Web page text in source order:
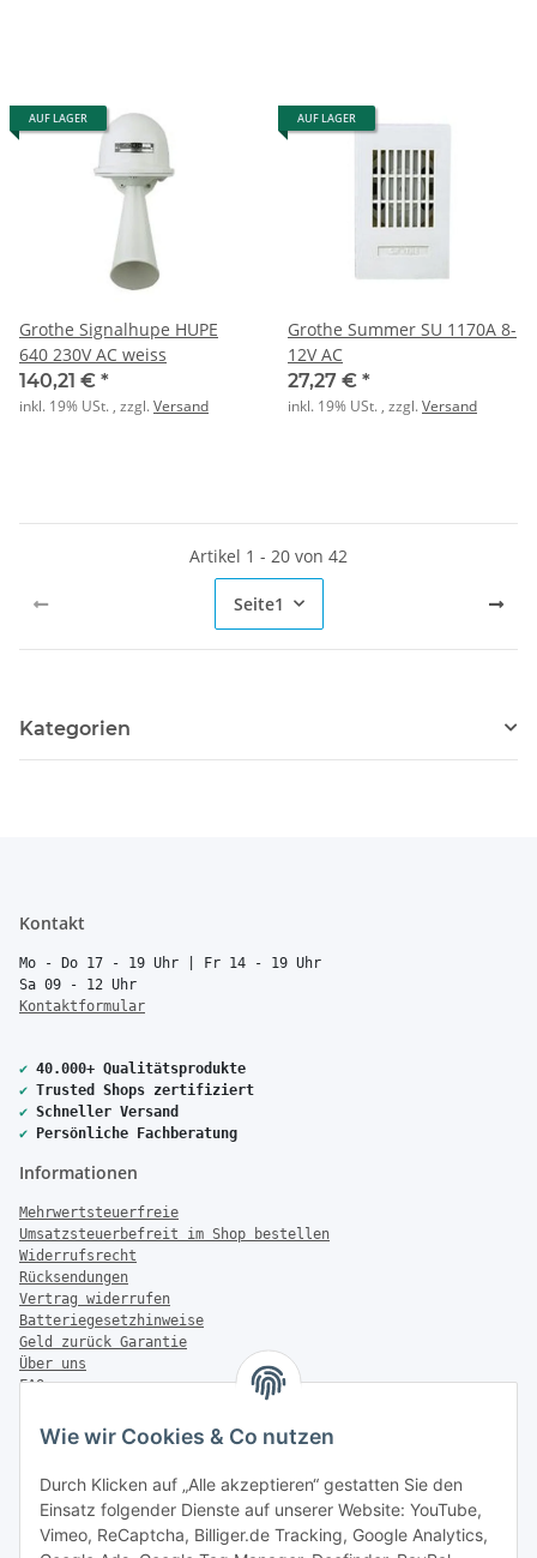
Wie wir Cookies & Co nutzen
Durch Klicken auf „Alle akzeptieren“ gestatten Sie den
Einsatz folgender Dienste auf unserer Website: YouTube,
Vimeo, ReCaptcha, Billiger.de Tracking, Google Analytics,
AUF LAGER
Grothe Signalhupe HUPE
640 230V AC weiss
140,21 € *
inkl. 19% USt. , zzgl.Versand
AUF LAGER
Grothe Summer SU 1170A 8-
12V AC
27,27 € *
inkl. 19% USt. , zzgl.Versand
Artikel 1 - 20 von 42
Seite1
Kategorien
Kontakt
Mo - Do 17 - 19 Uhr | Fr 14 - 19 Uhr
Sa 09 - 12 Uhr
Kontaktformular
✔ 40.000+ Qualitätsprodukte
✔ Trusted Shops zertifiziert
✔ Schneller Versand
✔ Persönliche Fachberatung
Informationen
Mehrwertsteuerfreie
Umsatzsteuerbefreit im Shop bestellen
Widerrufsrecht
Rücksendungen
Vertrag widerrufen
Batteriegesetzhinweise
Geld zurück Garantie
Über uns
FAQ
Zahlung & Versand